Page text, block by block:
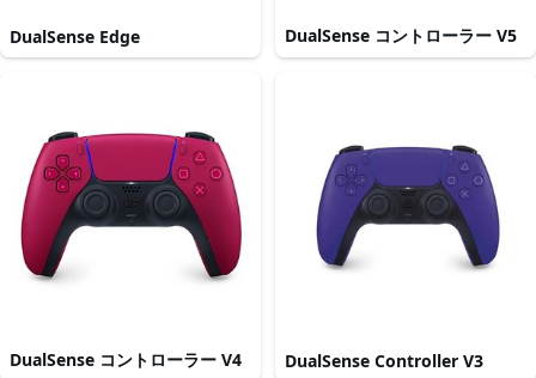
DualSense Edge DualSense コントローラー V5
DualSense コントローラー V4 DualSense Controller V3